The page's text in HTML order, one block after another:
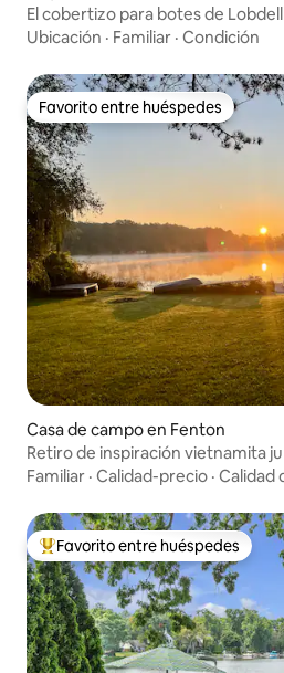
El cobertizo para botes de
Ubicación · Familiar · Condición
Favorito entre huéspedes
Favorito entre huéspedes
Casa de campo en Fenton
Retiro de inspiración vietnamita
Familiar · Calidad-precio · Calidad
Favorito entre huéspedes
Favorito entre huéspedes